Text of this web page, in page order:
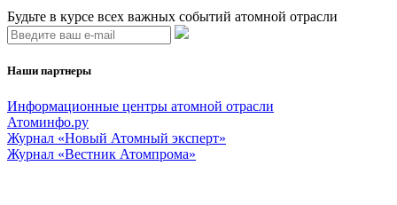
Будьте в курсе всех важных событий атомной отрасли
Наши партнеры
Информационные центры атомной отрасли
Атоминфо.ру
Журнал «Новый Атомный эксперт»
Журнал «Вестник Атомпрома»